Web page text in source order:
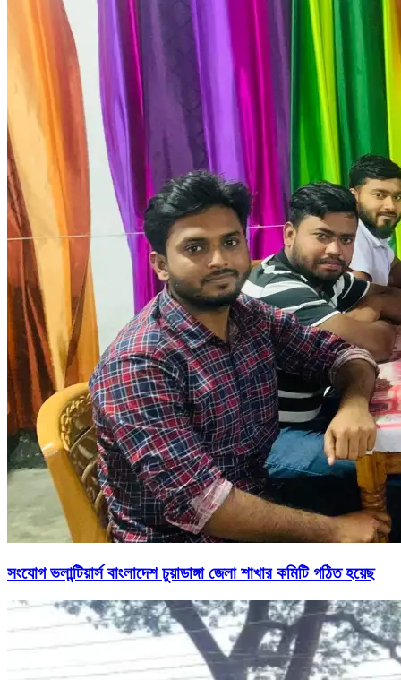
সংযোগ ভলান্টিয়ার্স বাংলাদেশ চুয়াডাঙ্গা জেলা শাখার কমিটি গঠিত হয়েছ